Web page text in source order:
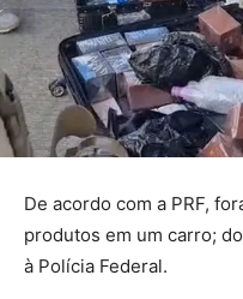
De acordo com a PRF,
produtos em um carro;
à Polícia Federal.